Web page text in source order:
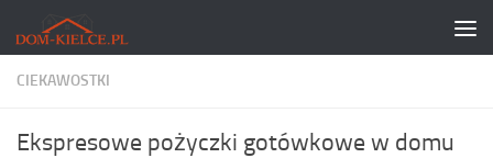
Skip to content
CIEKAWOSTKI
Ekspresowe pożyczki gotówkowe w domu